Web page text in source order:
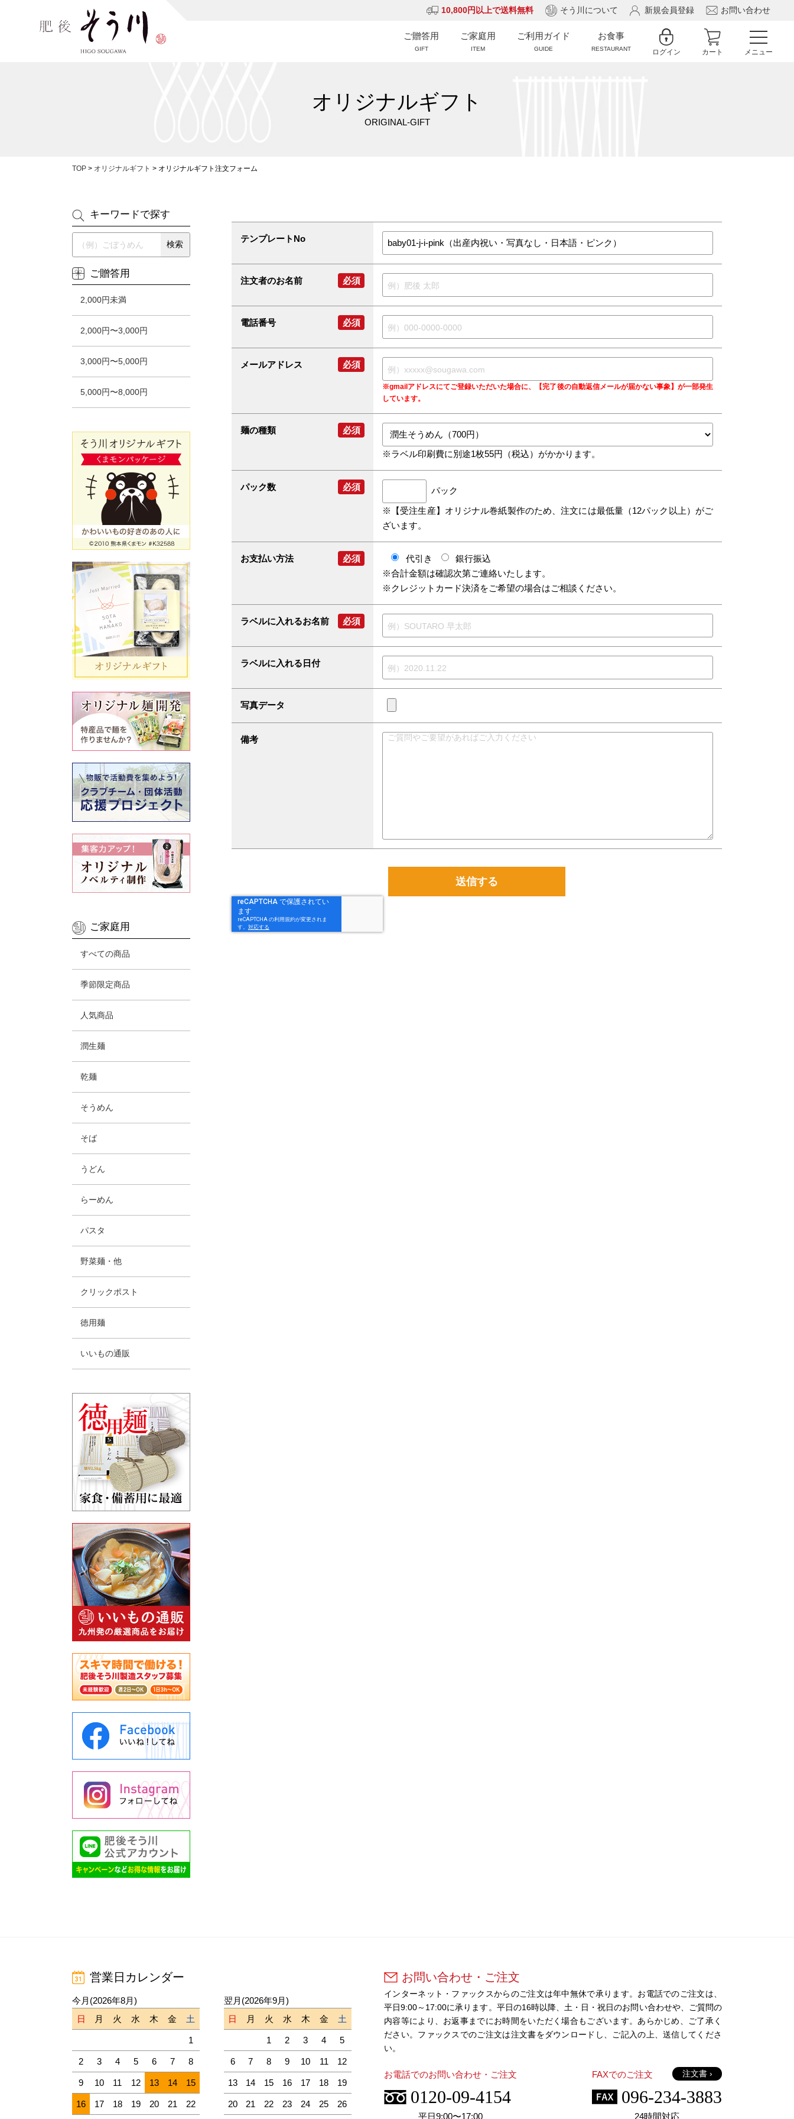
10,800円以上で送料無料 そう川について 新規会員登録 お問い合わせ
ご贈答用
GIFT
ご家庭用
ITEM
ご利用ガイド
GUIDE
お食事
RESTAURANT ログイン カート メニュー
オリジナルギフト
ORIGINAL-GIFT
TOP > オリジナルギフト > オリジナルギフト注文フォーム
テンプレートNo
注文者のお名前 必須
電話番号 必須
メールアドレス 必須
※gmailアドレスにてご登録いただいた場合に、【完了後の自動返信メールが届かない事象】が一部発生
しています。
麺の種類 必須
※ラベル印刷費に別途1枚55円（税込）がかかります。
パック数 必須 パック
※【受注生産】オリジナル巻紙製作のため、注文には最低量（12パック以上）がご
ざいます。
お支払い方法 必須 代引き
銀行振込
※合計金額は確認次第ご連絡いたします。
※クレジットカード決済をご希望の場合はご相談ください。
ラベルに入れるお名前 必須
ラベルに入れる日付
写真データ
備考
キーワードで探す
ご贈答用
2,000円未満
2,000円〜3,000円
3,000円〜5,000円
5,000円〜8,000円
ご家庭用
すべての商品
季節限定商品
人気商品
潤生麺
乾麺
そうめん
そば
うどん
らーめん
パスタ
野菜麺・他
クリックポスト
徳用麺
いいもの通販
営業日カレンダー
今月(2026年8月)
日
月 火 水 木 金 土
1
2 3 4 5 6 7 8
9 10 11 12 13 14 15
16 17 18 19 20 21 22
翌月(2026年9月)
日
月 火 水 木 金 土
1 2 3 4 5
6 7 8 9 10 11 12
13 14 15 16 17 18 19
20 21 22 23 24 25 26
お問い合わせ・ご注文
インターネット・ファックスからのご注文は年中無休で承ります。お電話でのご注文は、
平日9:00～17:00に承ります。平日の16時以降、土・日・祝日のお問い合わせや、ご質問の
内容等により、お返事までにお時間をいただく場合もございます。あらかじめ、ご了承く
ださい。ファックスでのご注文は注文書をダウンロードし、ご記入の上、送信してくださ
い。
お電話でのお問い合わせ・ご注文
0120-09-4154
平日9:00〜17:00
FAXでのご注文 注文書 ›
096-234-3883
24時間対応